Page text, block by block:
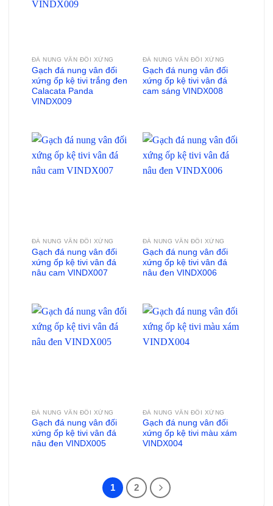
ĐÁ NUNG VÂN ĐỐI XỨNG
Gạch đá nung vân đối
xứng ốp kệ tivi trắng đen
Calacata Panda
VINDX009
ĐÁ NUNG VÂN ĐỐI XỨNG
Gạch đá nung vân đối
xứng ốp kệ tivi vân đá
cam sáng VINDX008
ĐÁ NUNG VÂN ĐỐI XỨNG
Gạch đá nung vân đối
xứng ốp kệ tivi vân đá
nâu cam VINDX007
ĐÁ NUNG VÂN ĐỐI XỨNG
Gạch đá nung vân đối
xứng ốp kệ tivi vân đá
nâu đen VINDX006
ĐÁ NUNG VÂN ĐỐI XỨNG
Gạch đá nung vân đối
xứng ốp kệ tivi vân đá
nâu đen VINDX005
ĐÁ NUNG VÂN ĐỐI XỨNG
Gạch đá nung vân đối
xứng ốp kệ tivi màu xám
VINDX004
1 2